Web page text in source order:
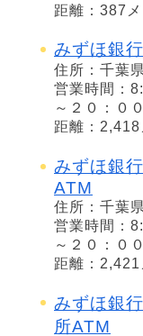
距離：387
みずほ銀
住所：千葉
営業時間：
～２０：００
距離：2,418
みずほ銀
ATM
住所：千葉
営業時間：
～２０：００
距離：2,421
みずほ銀
所ATM